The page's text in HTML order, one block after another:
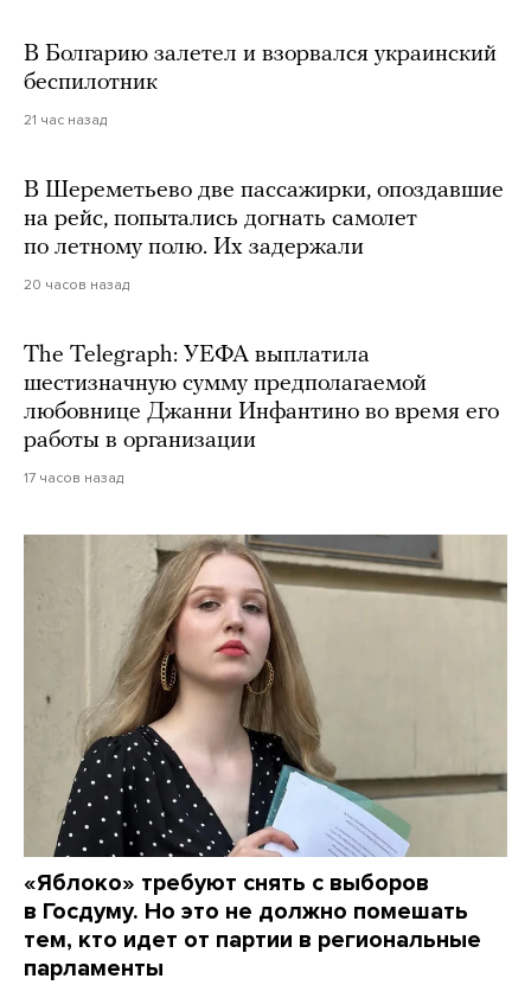
В Болгарию залетел и взорвался украинский
беспилотник
21 час назад
В Шереметьево две пассажирки, опоздавшие
на рейс, попытались догнать самолет
по летному полю. Их задержали
20 часов назад
The Telegraph: УЕФА выплатила
шестизначную сумму предполагаемой
любовнице Джанни Инфантино во время его
работы в организации
17 часов назад
«Яблоко» требуют снять с выборов
в Госдуму. Но это не должно помешать
тем, кто идет от партии в региональные
парламенты